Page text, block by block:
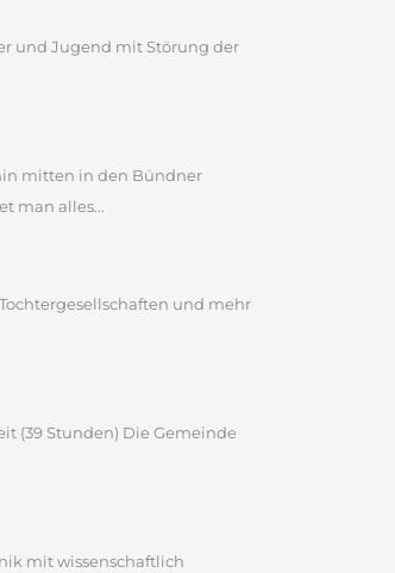
und Jugend mit Störung der
mitten in den Bündner
man alles...
und mehr
(39 Stunden) Die Gemeinde
mit wissenschaftlich